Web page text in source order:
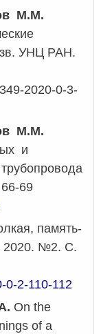
М.М.
УНЦ РАН.
2020-0-3-
М.М.
и
69
память-
2020. №2. С.
0-2-110-112
On the
of a